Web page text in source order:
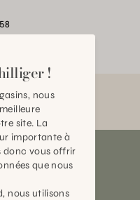
!
nous
site. La
importante à
donc vous offrir
que nous
nous utilisons